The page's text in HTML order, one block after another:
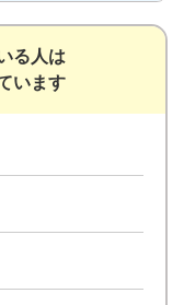
る人は
います